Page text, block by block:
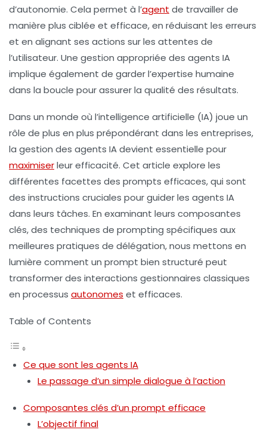
d’autonomie. Cela permet à l’agent de travailler de
manière plus ciblée et efficace, en réduisant les erreurs
et en alignant ses actions sur les attentes de
l’utilisateur. Une gestion appropriée des agents IA
implique également de garder l’expertise humaine
dans la boucle pour assurer la qualité des résultats.
Dans un monde où l’intelligence artificielle (IA) joue un
rôle de plus en plus prépondérant dans les entreprises,
la gestion des agents IA devient essentielle pour
maximiserleur efficacité. Cet article explore les
différentes facettes des prompts efficaces, qui sont
des instructions cruciales pour guider les agents IA
dans leurs tâches. En examinant leurs composantes
clés, des techniques de prompting spécifiques aux
meilleures pratiques de délégation, nous mettons en
lumière comment un prompt bien structuré peut
transformer des interactions gestionnaires classiques
en processus autonomes et efficaces.
Table of Contents
Ce que sont les agents IA
Le passage d’un simple dialogue à l’action
Composantes clés d’un prompt efficace
L’objectif final